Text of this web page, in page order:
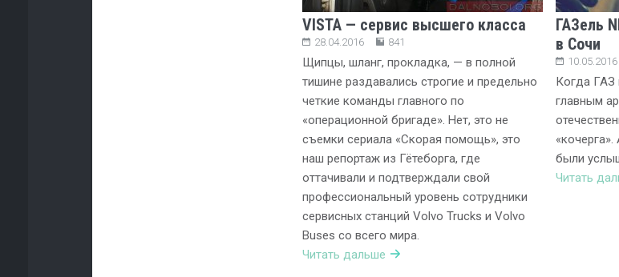
VISTA — cервис высшего класса
28.04.2016 841
Щипцы, шланг, прокладка, — в полной
тишине раздавались строгие и предельно
четкие команды главного по
«операционной бригаде». Нет, это не
съемки сериала «Скорая помощь», это
наш репортаж из Гётеборга, где
оттачивали и подтверждали свой
профессиональный уровень сотрудники
сервисных станций Volvo Trucks и Volvo
Buses со всего мира.
Читать дальше
ГАЗель
в Сочи
10.05.2016
Когда ГАЗ
главным
были
Читать